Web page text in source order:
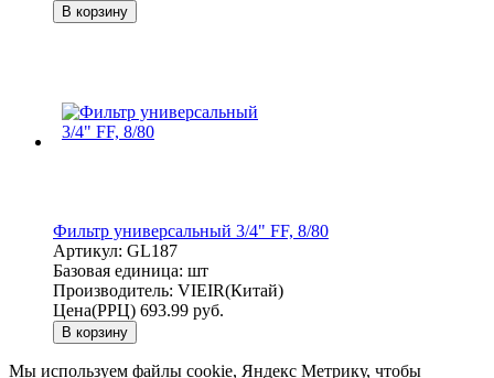
В корзину
Фильтр универсальный 3/4" FF, 8/80
Артикул: GL187
Базовая единица: шт
Производитель: VIEIR(Китай)
Цена(РРЦ) 693.99 руб.
В корзину
Мы используем файлы cookie, Яндекс Метрику, чтобы